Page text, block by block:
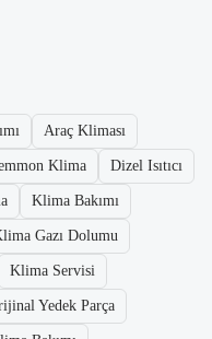
Araç Kliması
Klima Dizel Isıtıcı
Klima Bakımı
Gazı Dolumu
Klima Servisi
Yedek Parça